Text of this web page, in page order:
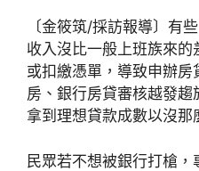
〔金筱筑/採訪報導〕有
收入沒比一般上班族來
或扣繳憑單，導致申辦
房、銀行房貸審核越發
拿到理想貸款成數以沒那
民眾若不想被銀行打槍